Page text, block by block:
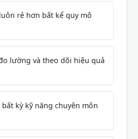
rẻ hơn bất kể quy mô
lường và theo dõi hiệu quả
bất kỳ kỹ năng chuyên môn